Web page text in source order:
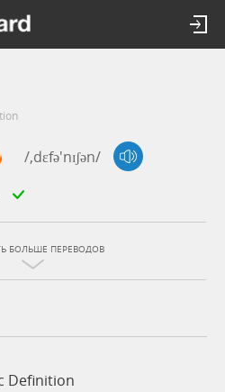
/,dɛfə'nɪʃən/
БОЛЬШЕ ПЕРЕВОДОВ
Definition